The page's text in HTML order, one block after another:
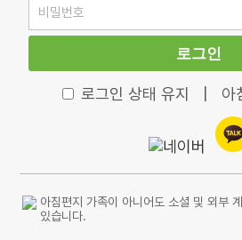
로그인
로그인 상태 유지 아
아침편지 가족이 아니어도 소셜 및 외부
있습니다.